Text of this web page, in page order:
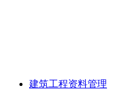
建筑工程资料管理